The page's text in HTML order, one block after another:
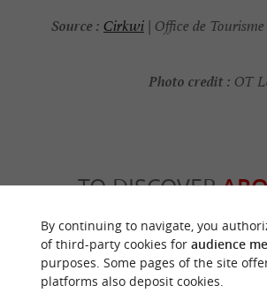
Source : Cirkwi | Office de
Photo credit : OT
TO DISCOVER
Discover Information
By continuing to navigate, you
of third-party cookies for audience
purposes. Some pages of the site
platforms also deposit cookies.